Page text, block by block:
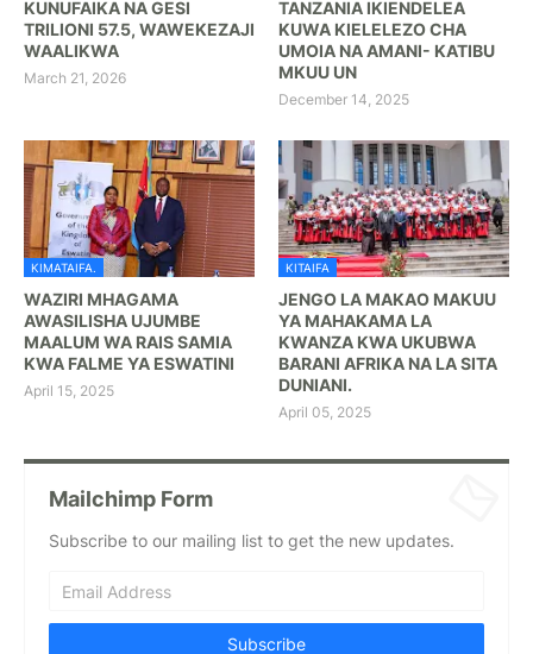
KUNUFAIKA NA GESI
TRILIONI 57.5, WAWEKEZAJI
WAALIKWA
March 21, 2026
TANZANIA IKIENDELEA
KUWA KIELELEZO CHA
UMOIA NA AMANI- KATIBU
MKUU UN
December 14, 2025
KIMATAIFA.
WAZIRI MHAGAMA
AWASILISHA UJUMBE
MAALUM WA RAIS SAMIA
KWA FALME YA ESWATINI
April 15, 2025
KITAIFA
JENGO LA MAKAO MAKUU
YA MAHAKAMA LA
KWANZA KWA UKUBWA
BARANI AFRIKA NA LA SITA
DUNIANI.
April 05, 2025
Mailchimp Form
Subscribe to our mailing list to get the new updates.